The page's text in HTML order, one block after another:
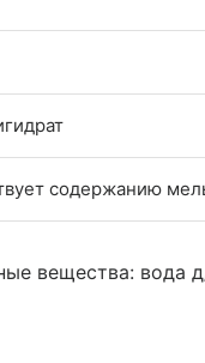
содержанию
вещества: вода